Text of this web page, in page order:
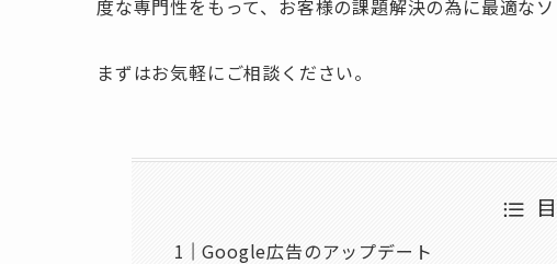
度な専門性をもって、お客様の課題解決の為に最適な
まずはお気軽にご相談ください。
Google広告のアップデート